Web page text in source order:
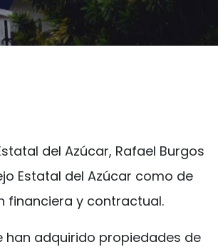
del Azúcar, Rafael Burgos
Estatal del Azúcar como de
financiera y contractual.
han adquirido propiedades de